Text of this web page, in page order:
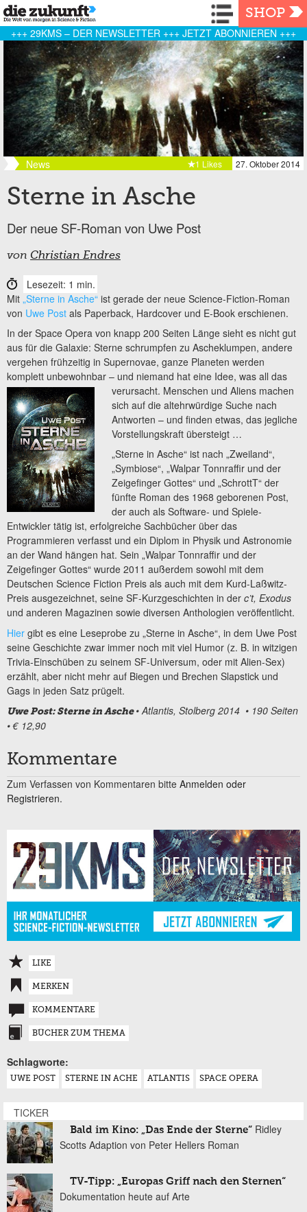
Navigation
SHOP
+++ 29KMS – DER NEWSLETTER +++ JETZT ABONNIEREN +++
News 27. Oktober 2014
1 Likes
Sterne in Asche
Der neue SF-Roman von Uwe Post
von Christian Endres
Lesezeit: 1 min.
Mit „Sterne in Asche“ ist gerade der neue Science-Fiction-Roman
von Uwe Post als Paperback, Hardcover und E-Book erschienen.
In der Space Opera von knapp 200 Seiten Länge sieht es nicht gut
aus für die Galaxie: Sterne schrumpfen zu Ascheklumpen, andere
vergehen frühzeitig in Supernovae, ganze Planeten werden
komplett unbewohnbar – und niemand hat eine Idee, was all das
verursacht. Menschen und Aliens machen
sich auf die altehrwürdige Suche nach
Antworten – und finden etwas, das jegliche
Vorstellungskraft übersteigt …
„Sterne in Asche“ ist nach „Zweiland“,
„Symbiose“, „Walpar Tonnraffir und der
Zeigefinger Gottes“ und „SchrottT“ der
fünfte Roman des 1968 geborenen Post,
der auch als Software- und Spiele-
Entwickler tätig ist, erfolgreiche Sachbücher über das
Programmieren verfasst und ein Diplom in Physik und Astronomie
an der Wand hängen hat. Sein „Walpar Tonnraffir und der
Zeigefinger Gottes“ wurde 2011 außerdem sowohl mit dem
Deutschen Science Fiction Preis als auch mit dem Kurd-Laßwitz-
Preis ausgezeichnet, seine SF-Kurzgeschichten in der c’t, Exodus
und anderen Magazinen sowie diversen Anthologien veröffentlicht.
Hier gibt es eine Leseprobe zu „Sterne in Asche“, in dem Uwe Post
seine Geschichte zwar immer noch mit viel Humor (z. B. in witzigen
Trivia-Einschüben zu seinem SF-Universum, oder mit Alien-Sex)
erzählt, aber nicht mehr auf Biegen und Brechen Slapstick und
Gags in jeden Satz prügelt.
Uwe Post: Sterne in Asche• Atlantis, Stolberg 2014 • 190 Seiten
• € 12,90
Kommentare
Zum Verfassen von Kommentaren bitte Anmelden oder
Registrieren.
LIKE
MERKEN
KOMMENTARE
BÜCHER ZUM THEMA
Schlagworte:
UWE POST STERNE IN ACHE ATLANTIS SPACE OPERA
TICKER
Bald im Kino: „Das Ende der Sterne“ Ridley
Scotts Adaption von Peter Hellers Roman
TV-Tipp: „Europas Griff nach den Sternen“
Dokumentation heute auf Arte